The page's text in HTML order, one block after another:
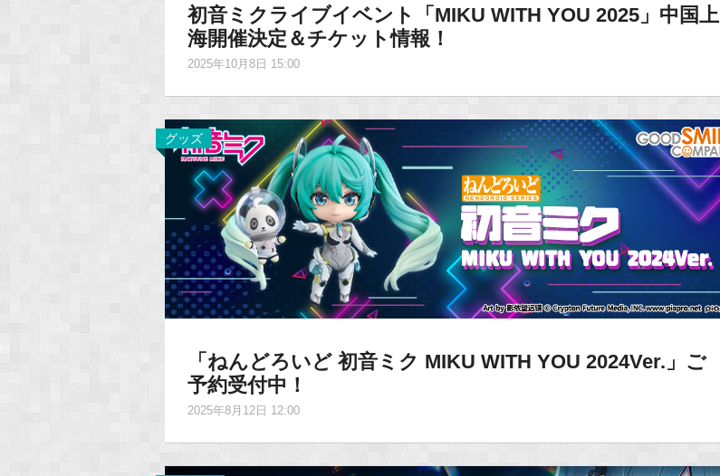
初音ミクライブイベント「MIKU WITH YOU 2025」中国上
海開催決定＆チケット情報！
2025年10月8日 15:00
グッズ
「ねんどろいど 初音ミク MIKU WITH YOU 2024Ver.」ご
予約受付中！
2025年8月12日 12:00